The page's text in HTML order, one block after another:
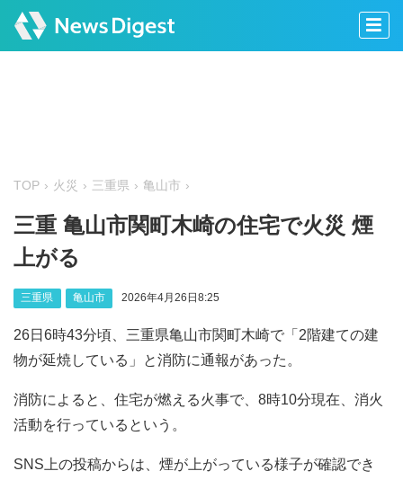
TOP 火災 三重県 亀山市
三重 亀山市関町木崎の住宅で火災 煙
上がる
三重県 亀山市 2026年4月26日8:25
26日6時43分頃、三重県亀山市関町木崎で「2階建ての建
物が延焼している」と消防に通報があった。
消防によると、住宅が燃える火事で、8時10分現在、消火
活動を行っているという。
SNS上の投稿からは、煙が上がっている様子が確認でき